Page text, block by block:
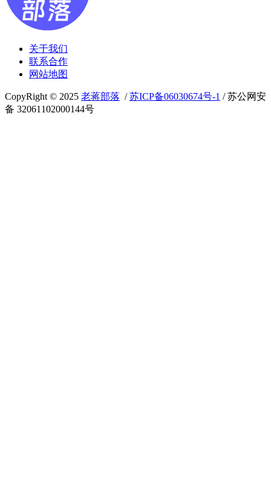
关于我们
联系合作
网站地图
CopyRight © 2025 老蒋部落 /苏ICP备06030674号-1 / 苏公网安
备 32061102000144号